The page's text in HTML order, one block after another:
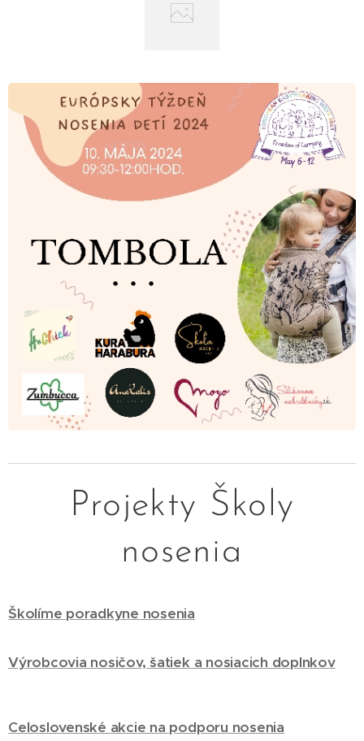
Projekty Školy
nosenia
Školíme poradkyne nosenia
Výrobcovia nosičov, šatiek a nosiacich doplnkov
Celoslovenské akcie na podporu nosenia